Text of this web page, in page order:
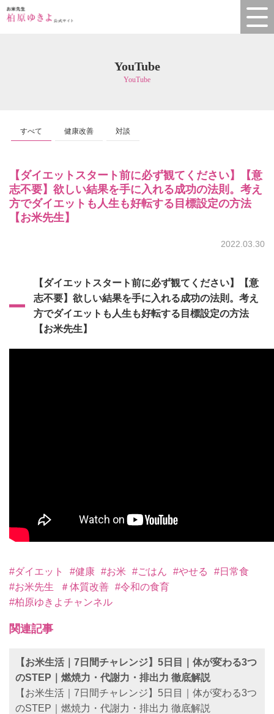
YouTube
YouTube
すべて 健康改善 対談
【ダイエットスタート前に必ず観てください】【意
志不要】欲しい結果を手に入れる成功の法則。考え
方でダイエットも人生も好転する目標設定の方法
【お米先生】
2022.03.30
【ダイエットスタート前に必ず観てください】【意
志不要】欲しい結果を手に入れる成功の法則。考え
方でダイエットも人生も好転する目標設定の方法
【お米先生】
#ダイエット #健康 #お米 #ごはん #やせる
#日常食
#お米先生
＃体質改善 #令和の食育
​#柏原ゆきよチャンネル
関連記事
【お米生活｜7日間チャレンジ】5日目｜体が変わる3つ
のSTEP｜燃焼力・代謝力・排出力 徹底解説
【お米生活｜7日間チャレンジ】5日目｜体が変わる3つ
のSTEP｜燃焼力・代謝力・排出力 徹底解説